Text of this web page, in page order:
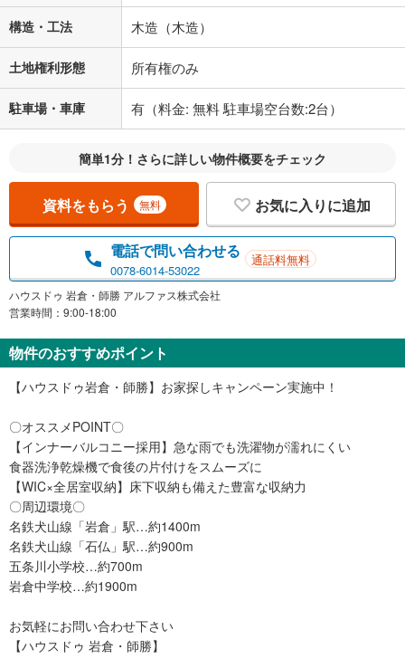
閉じる
構造・工法 木造（木造）
土地権利形態 所有権のみ
駐車場・車庫 有（料金: 無料 駐車場空台数:2台）
簡単1分！さらに詳しい物件概要をチェック
資料をもらう 無料 お気に入りに追加
電話で問い合わせる
0078-6014-53022
通話料無料
ハウスドゥ 岩倉・師勝 アルファス株式会社
営業時間：9:00-18:00
物件のおすすめポイント
【ハウスドゥ岩倉・師勝】お家探しキャンペーン実施中！
〇オススメPOINT〇
【インナーバルコニー採用】急な雨でも洗濯物が濡れにくい
食器洗浄乾燥機で食後の片付けをスムーズに
【WIC×全居室収納】床下収納も備えた豊富な収納力
〇周辺環境〇
名鉄犬山線「岩倉」駅…約1400m
名鉄犬山線「石仏」駅…約900m
五条川小学校…約700m
岩倉中学校…約1900m
お気軽にお問い合わせ下さい
【ハウスドゥ 岩倉・師勝】